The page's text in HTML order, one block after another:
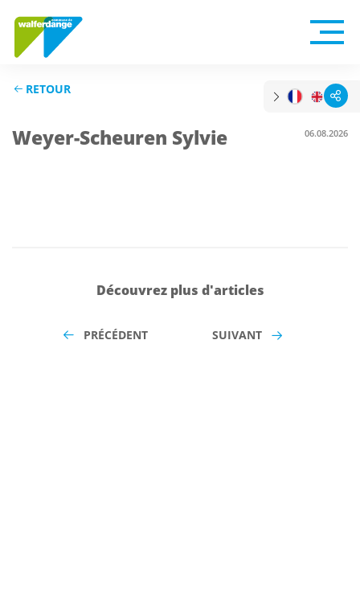
RETOUR
Weyer-Scheuren Sylvie 06.08.2026
Découvrez plus d'articles
PRÉCÉDENT SUIVANT